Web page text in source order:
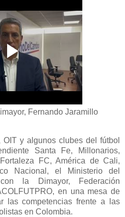
Fernando Jaramillo
y algunos clubes del fútbol
Santa Fe, Millonarios,
FC, América de Cali,
Nacional, el Ministerio del
la Dimayor, Federación
en una mesa de
las competencias frente a las
en Colombia.